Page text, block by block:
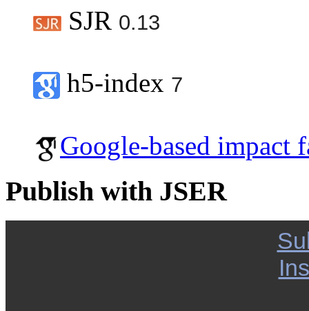
SJR 0.13
h5-index 7
Google-based impact
Publish with JSER